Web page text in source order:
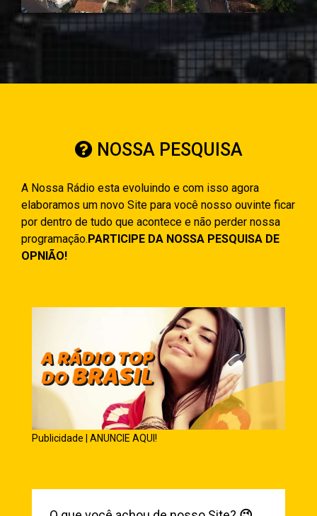
NOSSA PESQUISA
A Nossa Rádio esta evoluindo e com isso agora
elaboramos um novo Site para você nosso ouvinte ficar
por dentro de tudo que acontece e não perder nossa
programação. PARTICIPE DA NOSSA PESQUISA DE
OPNIÃO!
Publicidade | ANUNCIE AQUI!